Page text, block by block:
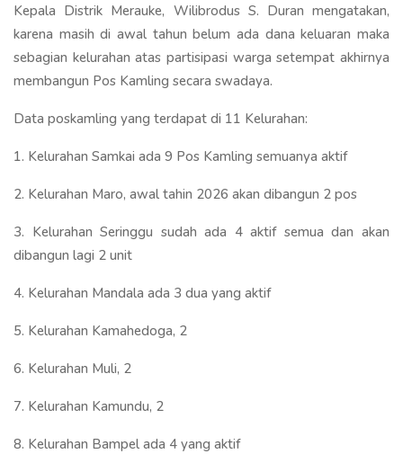
Kepala Distrik Merauke, Wilibrodus S. Duran mengatakan,
karena masih di awal tahun belum ada dana keluaran maka
sebagian kelurahan atas partisipasi warga setempat akhirnya
membangun Pos Kamling secara swadaya.
Data poskamling yang terdapat di 11 Kelurahan:
1. Kelurahan Samkai ada 9 Pos Kamling semuanya aktif
2. Kelurahan Maro, awal tahin 2026 akan dibangun 2 pos
3. Kelurahan Seringgu sudah ada 4 aktif semua dan akan
dibangun lagi 2 unit
4. Kelurahan Mandala ada 3 dua yang aktif
5. Kelurahan Kamahedoga, 2
6. Kelurahan Muli, 2
7. Kelurahan Kamundu, 2
8. Kelurahan Bampel ada 4 yang aktif